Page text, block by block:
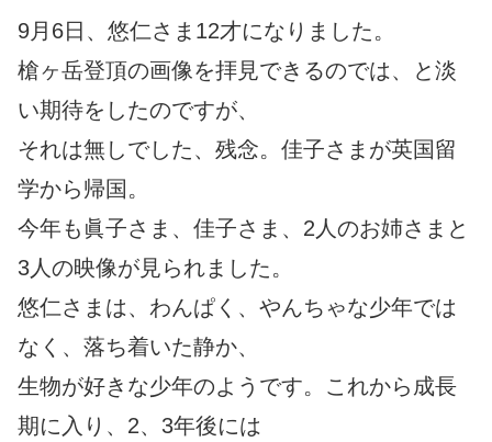
9月6日、悠仁さま12才になりました。
槍ヶ岳登頂の画像を拝見できるのでは、と淡
い期待をしたのですが、
それは無しでした、残念。佳子さまが英国留
学から帰国。
今年も眞子さま、佳子さま、2人のお姉さまと
3人の映像が見られました。
悠仁さまは、わんぱく、やんちゃな少年では
なく、落ち着いた静か、
生物が好きな少年のようです。これから成長
期に入り、2、3年後には